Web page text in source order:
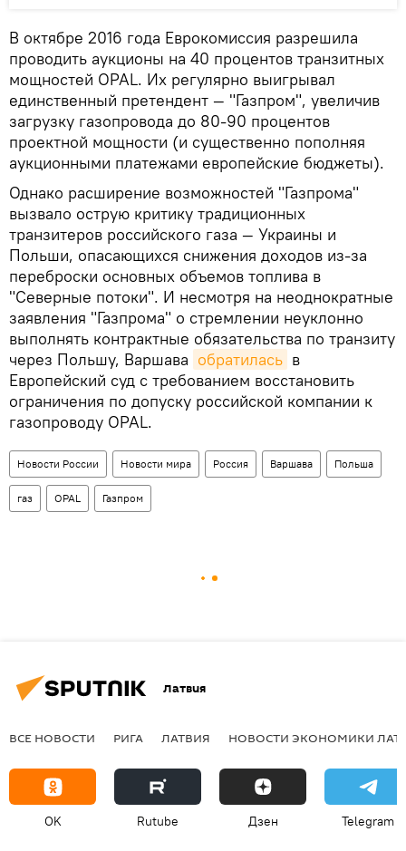
В октябре 2016 года Еврокомиссия разрешила
проводить аукционы на 40 процентов транзитных
мощностей OPAL. Их регулярно выигрывал
единственный претендент — "Газпром", увеличив
загрузку газопровода до 80-90 процентов
проектной мощности (и существенно пополняя
аукционными платежами европейские бюджеты).
Однако расширение возможностей "Газпрома"
вызвало острую критику традиционных
транзитеров российского газа — Украины и
Польши, опасающихся снижения доходов из-за
переброски основных объемов топлива в
"Северные потоки". И несмотря на неоднократные
заявления "Газпрома" о стремлении неуклонно
выполнять контрактные обязательства по транзиту
через Польшу, Варшава обратилась в
Европейский суд с требованием восстановить
ограничения по допуску российской компании к
газопроводу OPAL.
Новости России Новости мира Россия Варшава Польша
газ OPAL Газпром
Латвия
ВСЕ НОВОСТИ РИГА ЛАТВИЯ НОВОСТИ ЭКОНОМИКИ
OK Rutube Дзен Telegram